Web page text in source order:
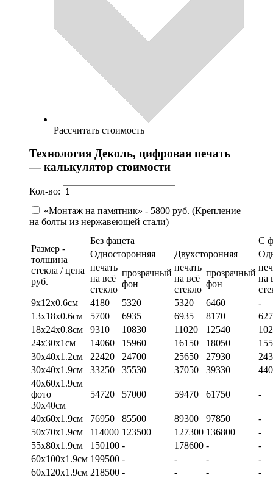
Рассчитать стоимость
Технология Деколь, цифровая печать
— калькулятор стоимости
Кол-во:
«Монтаж на памятник» - 5800 руб. (Крепление
на болты из нержавеющей стали)
Размер -
толщина
стекла / цена
руб.
Без фацета
С
Односторонняя
Двухсторонняя
печать
на всё
стекло
прозрачный
фон
печать
на всё
стекло
прозрачный
фон
на
9х12х0.6см
4180 5320 5320 6460
-
13х18х0.6см
5700 6935 6935 8170
18х24х0.8см
9310 10830 11020 12540
24х30х1см
14060 15960 16150 18050
30х40х1.2см
22420 24700 25650 27930
30х40х1.9см
33250 35530 37050 39330
40х60х1.9см
фото
30х40см
54720 57000 59470 61750 -
40х60х1.9см 76950 85500 89300 97850
-
50х70х1.9см
114000 123500 127300 136800
-
55х80х1.9см
150100 - 178600 -
-
60х100х1.9см 199500 - - -
-
60х120х1.9см 218500 - - - -